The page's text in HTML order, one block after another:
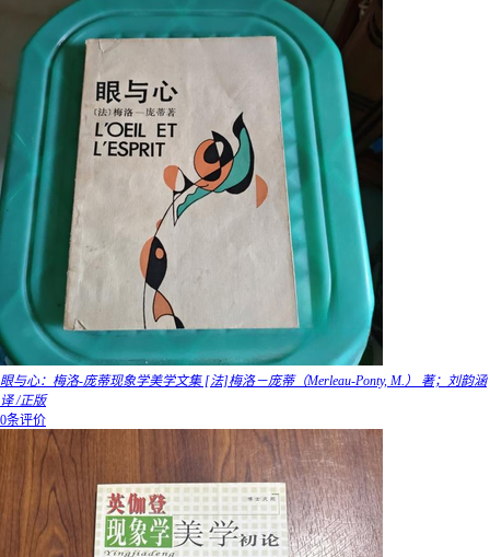
眼与心：梅洛-庞蒂现象学美学文集 [法]梅洛－庞蒂（Merleau-Ponty, M.） 著；刘韵涵
译 /正版
0条评价